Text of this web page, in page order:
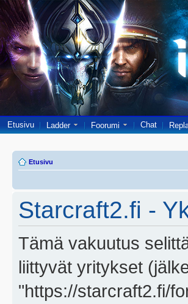
Etusivu Ladder Foorumi Chat
Etusivu
Starcraft2.fi -
Tämä vakuutus
liittyvät yritykset
"https://starcraft2.fi/